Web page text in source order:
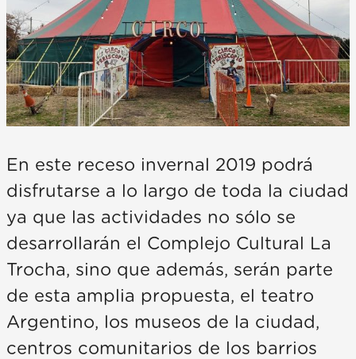
En este receso invernal 2019 podrá
disfrutarse a lo largo de toda la ciudad
ya que las actividades no sólo se
desarrollarán el Complejo Cultural La
Trocha, sino que además, serán parte
de esta amplia propuesta, el teatro
Argentino, los museos de la ciudad,
centros comunitarios de los barrios